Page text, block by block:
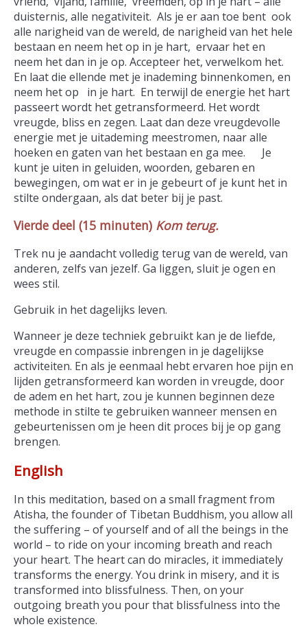
duisternis, alle negativiteit. Als je er aan toe bent ook
alle narigheid van de wereld, de narigheid van het hele
bestaan en neem het op in je hart, ervaar het en
neem het dan in je op. Accepteer het, verwelkom het.
En laat die ellende met je inademing binnenkomen, en
neem het op in je hart. En terwijl de energie het hart
passeert wordt het getransformeerd. Het wordt
vreugde, bliss en zegen. Laat dan deze vreugdevolle
energie met je uitademing meestromen, naar alle
hoeken en gaten van het bestaan en ga mee. Je
kunt je uiten in geluiden, woorden, gebaren en
bewegingen, om wat er in je gebeurt of je kunt het in
stilte ondergaan, als dat beter bij je past.
Vierde deel (15 minuten) Kom terug.
Trek nu je aandacht volledig terug van de wereld, van
anderen, zelfs van jezelf. Ga liggen, sluit je ogen en
wees stil.
Gebruik in het dagelijks leven.
Wanneer je deze techniek gebruikt kan je de liefde,
vreugde en compassie inbrengen in je dagelijkse
activiteiten. En als je eenmaal hebt ervaren hoe pijn en
lijden getransformeerd kan worden in vreugde, door
de adem en het hart, zou je kunnen beginnen deze
methode in stilte te gebruiken wanneer mensen en
gebeurtenissen om je heen dit proces bij je op gang
brengen.
English
In this meditation, based on a small fragment from
Atisha, the founder of Tibetan Buddhism, you allow all
the suffering – of yourself and of all the beings in the
world – to ride on your incoming breath and reach
your heart. The heart can do miracles, it immediately
transforms the energy. You drink in misery, and it is
transformed into blissfulness. Then, on your
outgoing breath you pour that blissfulness into the
whole existence.